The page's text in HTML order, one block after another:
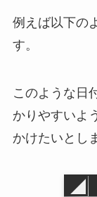
例えば以下の
す。
このような日
かりやすいよ
かけたいとし